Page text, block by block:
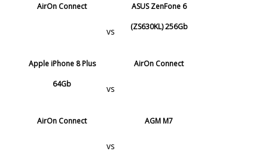
AirOn Connect
vs
ASUS ZenFone 6
(ZS630KL) 256Gb
Apple iPhone 8 Plus
64Gb
vs
AirOn Connect
AirOn Connect
vs
AGM M7